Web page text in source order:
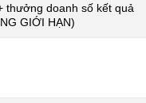
thưởng doanh số kết quả
GIỚI HẠN)